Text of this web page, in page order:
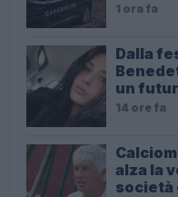
1 ora fa
Dalla
un
14 ore fa
alza la
società